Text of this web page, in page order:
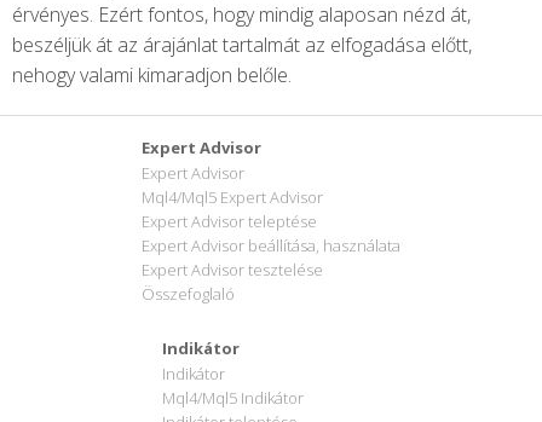
érvényes. Ezért fontos, hogy mindig alaposan nézd át,
beszéljük át az árajánlat tartalmát az elfogadása előtt,
nehogy valami kimaradjon belőle.
Expert Advisor
Expert Advisor
Mql4/Mql5 Expert Advisor
Expert Advisor teleptése
Expert Advisor beállítása, használata
Expert Advisor tesztelése
Összefoglaló
Indikátor
Indikátor
Mql4/Mql5 Indikátor